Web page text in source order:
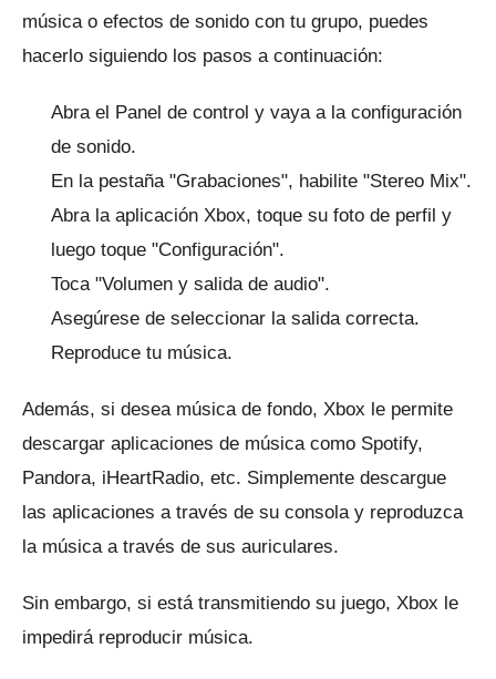
música o efectos de sonido con tu grupo, puedes
hacerlo siguiendo los pasos a continuación:
Abra el Panel de control y vaya a la configuración
de sonido.
En la pestaña "Grabaciones", habilite "Stereo Mix".
Abra la aplicación Xbox, toque su foto de perfil y
luego toque "Configuración".
Toca "Volumen y salida de audio".
Asegúrese de seleccionar la salida correcta.
Reproduce tu música.
Además, si desea música de fondo, Xbox le permite
descargar aplicaciones de música como Spotify,
Pandora, iHeartRadio, etc. Simplemente descargue
las aplicaciones a través de su consola y reproduzca
la música a través de sus auriculares.
Sin embargo, si está transmitiendo su juego, Xbox le
impedirá reproducir música.